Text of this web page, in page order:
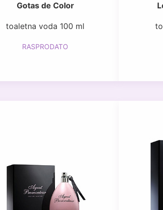
Gotas de Color
toaletna voda 100 ml
RASPRODATO